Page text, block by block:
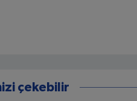
çekebilir